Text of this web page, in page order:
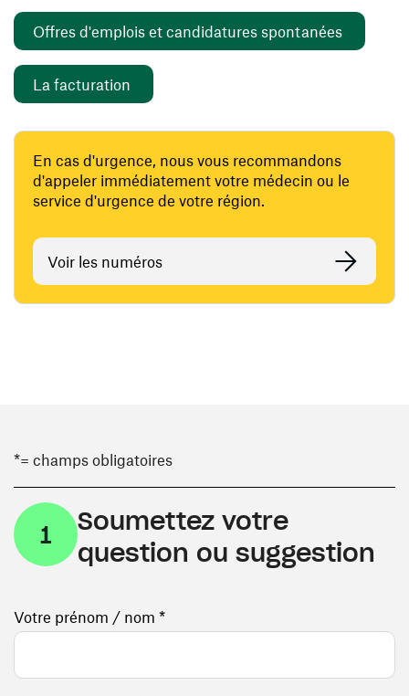
Offres d'emplois et candidatures spontanées
La facturation
En cas d'urgence, nous vous recommandons
d'appeler immédiatement votre médecin ou le
service d'urgence de votre région.
Voir les numéros
*= champs obligatoires
1
Soumettez votre
question ou suggestion
Votre prénom / nom *